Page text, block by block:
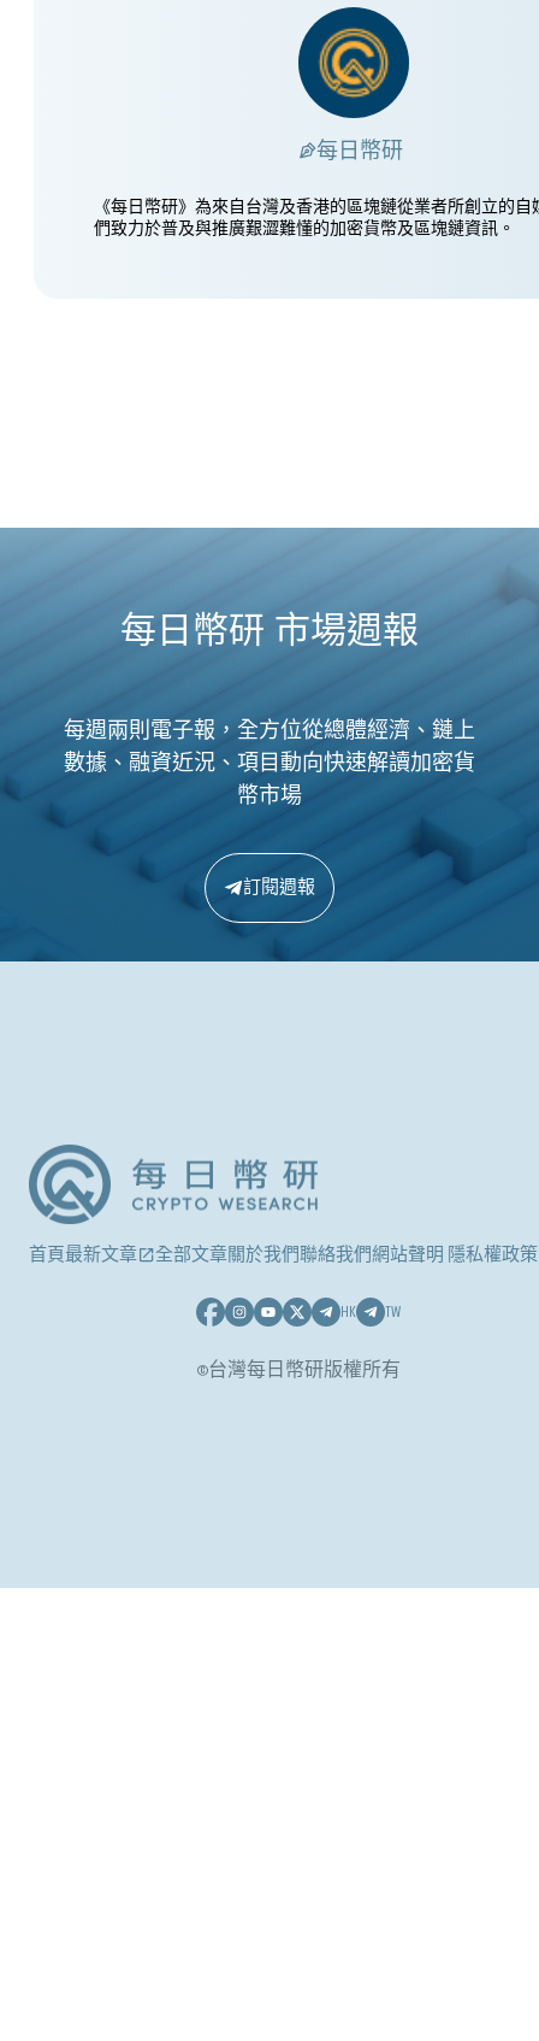
每日幣研
《每日幣研》為來自台灣及香港的區塊鏈從業者所創立的自
們致力於普及與推廣艱澀難懂的加密貨幣及區塊鏈資訊。
每日幣研 市場週報
每週兩則電子報，全方位從總體經濟、鏈上
數據、融資近況、項目動向快速解讀加密貨
幣市場
訂閱週報
首頁最新文章 全部文章關於我們聯絡我們網站聲明 隱私權政策
HK TW
©台灣每日幣研版權所有